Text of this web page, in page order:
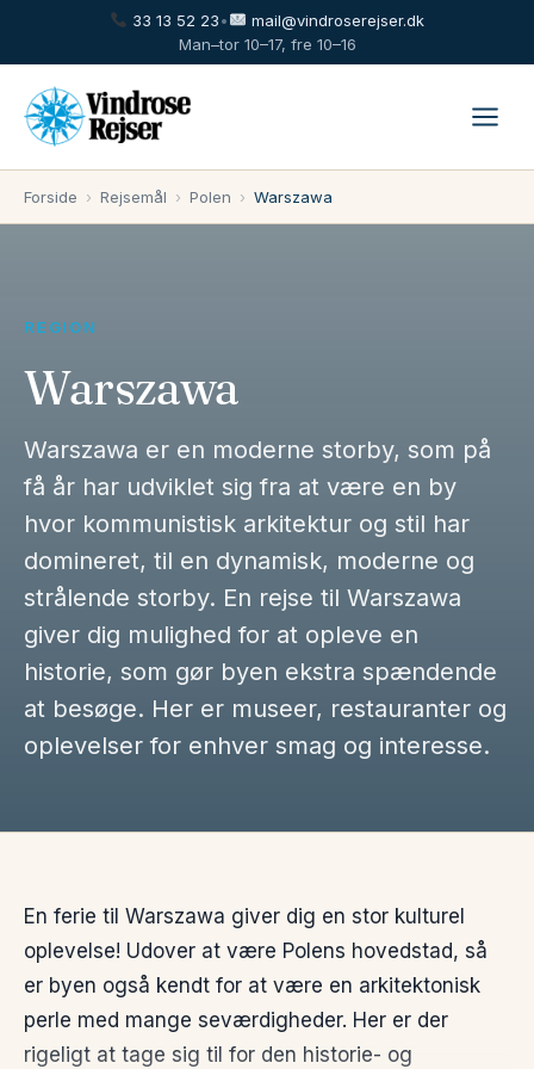
33 13 52 23•
mail@vindroserejser.dk
Man–tor 10–17, fre 10–16
Forside › Rejsemål › Polen › Warszawa
REGION
Warszawa
Warszawa er en moderne storby, som på
få år har udviklet sig fra at være en by
hvor kommunistisk arkitektur og stil har
domineret, til en dynamisk, moderne og
strålende storby. En rejse til Warszawa
giver dig mulighed for at opleve en
historie, som gør byen ekstra spændende
at besøge. Her er museer, restauranter og
oplevelser for enhver smag og interesse.
En ferie til Warszawa giver dig en stor kulturel
oplevelse! Udover at være Polens hovedstad, så
er byen også kendt for at være en arkitektonisk
perle med mange seværdigheder. Her er der
rigeligt at tage sig til for den historie- og